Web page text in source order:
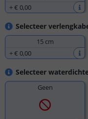
+€ 0,00
Selecteer
15 cm
+€ 0,00
Selecteer
Geen